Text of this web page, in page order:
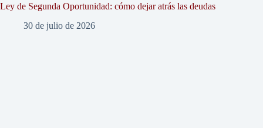
Ley de Segunda Oportunidad: cómo dejar atrás las deudas
30 de julio de 2026